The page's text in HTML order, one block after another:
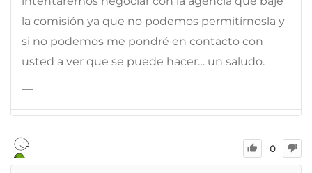
la comisión ya que no podemos permitírnosla y
si no podemos me pondré en contacto con
usted a ver que se puede hacer… un saludo.
—
0